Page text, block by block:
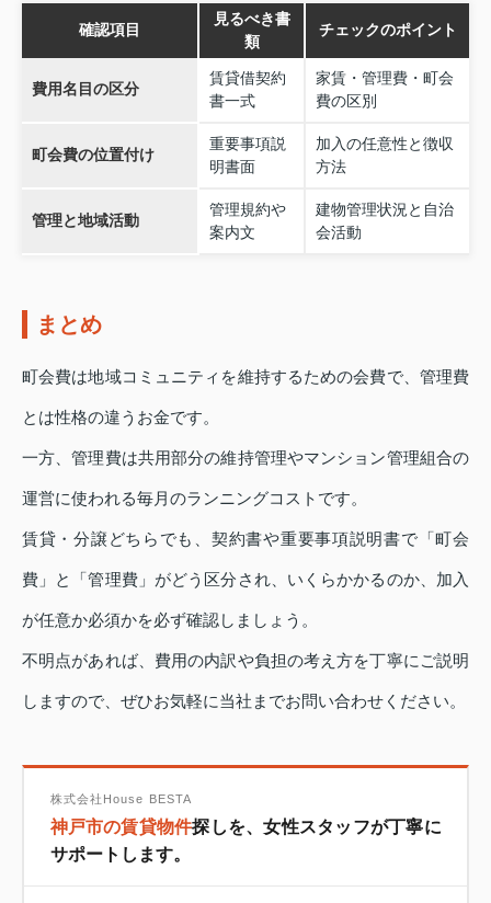
確認項目
見るべき書
類
チェックのポイント
費用名目の区分
賃貸借契約
書一式
家賃・管理費・町会
費の区別
町会費の位置付け
重要事項説
明書面
加入の任意性と徴収
方法
管理と地域活動
管理規約や
案内文
建物管理状況と自治
会活動
まとめ
町会費は地域コミュニティを維持するための会費で、管理費
とは性格の違うお金です。
一方、管理費は共用部分の維持管理やマンション管理組合の
運営に使われる毎月のランニングコストです。
賃貸・分譲どちらでも、契約書や重要事項説明書で「町会
費」と「管理費」がどう区分され、いくらかかるのか、加入
が任意か必須かを必ず確認しましょう。
不明点があれば、費用の内訳や負担の考え方を丁寧にご説明
しますので、ぜひお気軽に当社までお問い合わせください。
株式会社House BESTA
神戸市の賃貸物件探しを、女性スタッフが丁寧に
サポートします。